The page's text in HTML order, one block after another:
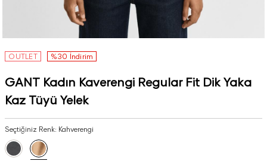
OUTLET %30 İndirim
GANT Kadın Kaverengi Regular Fit Dik Yaka
Kaz Tüyü Yelek
Seçtiğiniz Renk: Kahverengi